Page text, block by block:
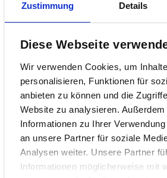
Zustimmung Details
Diese Webseite
Wir verwenden Cookies, um
personalisieren, Funktionen für
anbieten zu können und die
Website zu analysieren. Außerdem
Informationen zu Ihrer
an unsere Partner für soziale
Analysen weiter. Unsere Partner
Informationen möglicherweise mit
anders als bei den nicht
den schlechten Börsenjahren
2003 nicht etwa dramatisch
sondern stabilisiert und dann
wenig erhöht. Heute
solcher Investmentclubs in
ihre Zahl steigt weiter an.
Entwicklung zeigt, wie
1963 von der DSW nach